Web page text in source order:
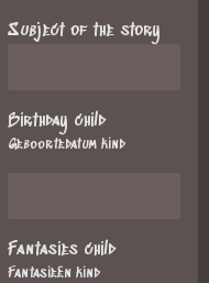
Subject of the story
Birthday child
Geboortedatum kind
Fantasies child
Fantasieën kind